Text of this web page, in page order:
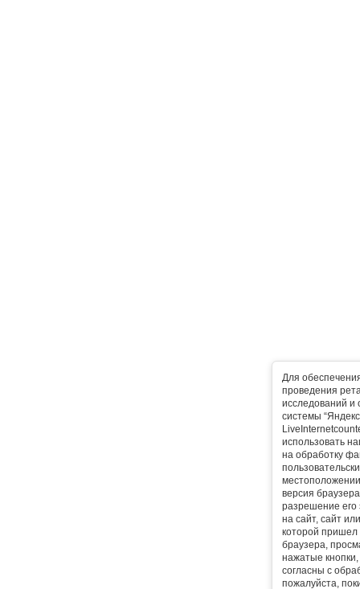
Для
проведения
исследований и
системы
использовать
на обработку
версия
разрешение его
на сайт, сайт
которой пришел
браузера,
нажатые
согласны с
пожалуйста,